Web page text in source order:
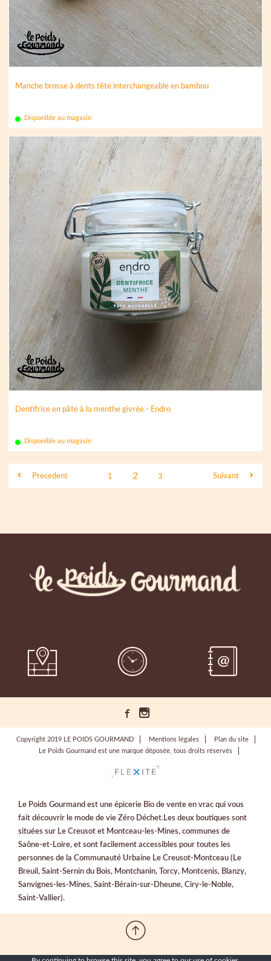
Manche brosse à dents tête interchangeable en bambou
Disponible au magasin
Dentifrice en pâte à la menthe givrée - Endro
Disponible au magasin
Precedent 1 2 3 Suivant
Copyright 2019 LE POIDS GOURMAND Mentions légales
Plan du site
Le Poids Gourmand est une marque déposée, tous droits réservés
Le Poids Gourmand est une épicerie Bio de vente en vrac qui vous
fait découvrir le mode de vie Zéro Déchet.Les deux boutiques sont
situées sur Le Creusot et Montceau-les-Mines, communes de
Saône-et-Loire, et sont facilement accessibles pour toutes les
personnes de la Communauté Urbaine Le Creusot-Montceau (Le
Breuil, Saint-Sernin du Bois, Montchanin, Torcy, Montcenis, Blanzy,
Sanvignes-les-Mines, Saint-Bérain-sur-Dheune, Ciry-le-Noble,
Saint-Vallier).